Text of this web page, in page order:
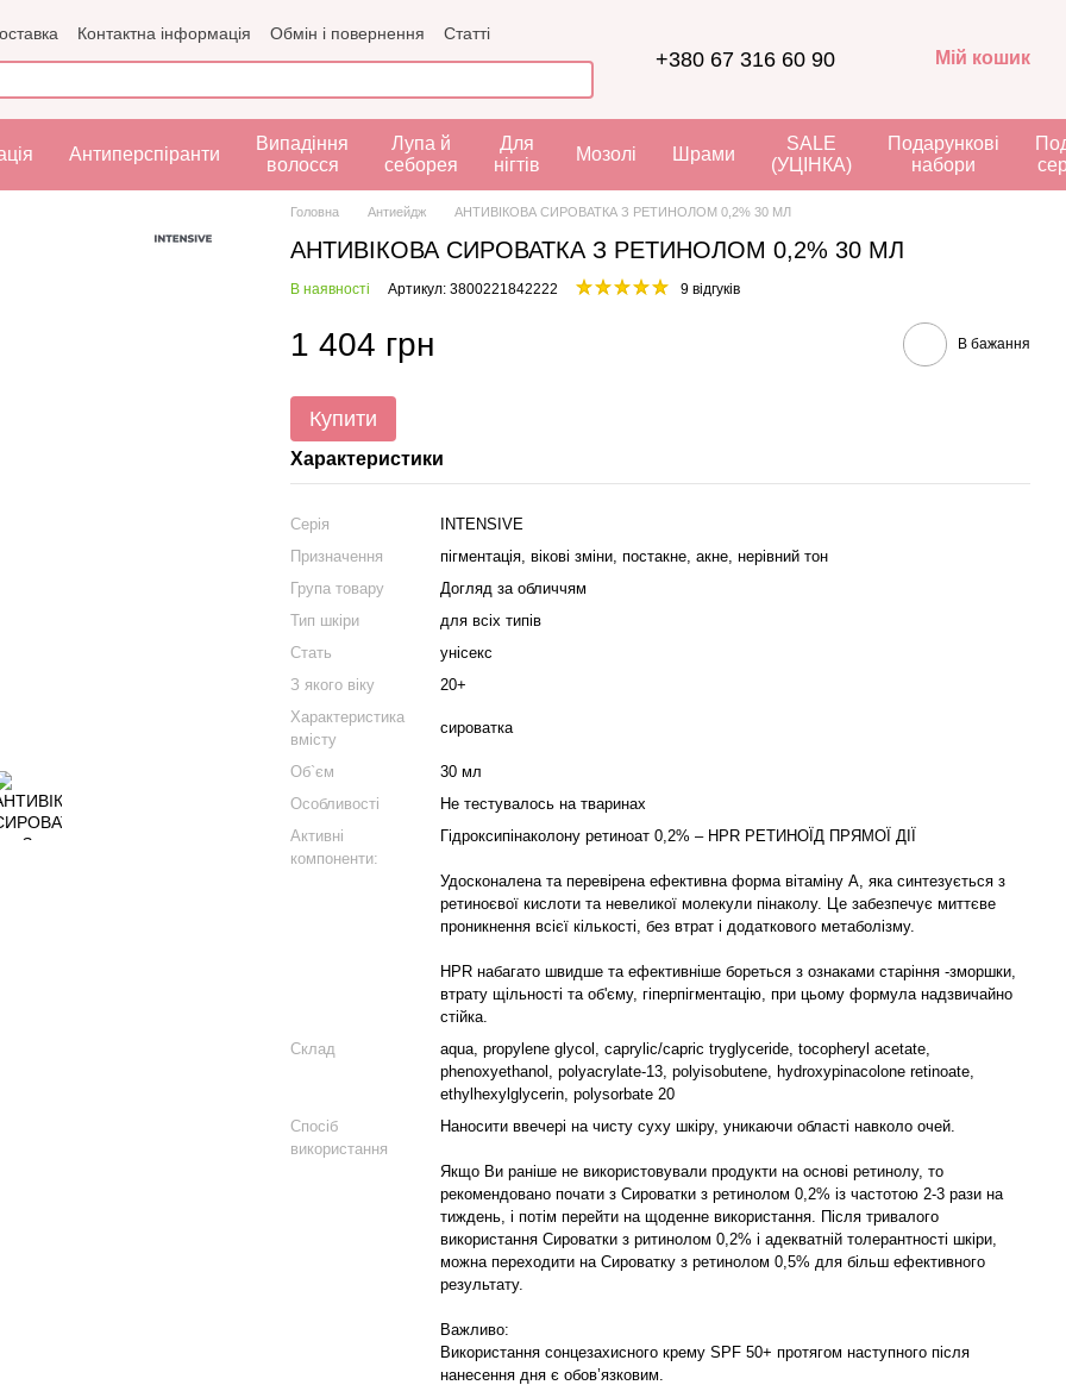
Контактна інформація Обмін і повернення
Статті
+380 67 316 60 90 Мій кошик
Антиперспіранти
Випадіння
волосся
Лупа й
себорея
Для
нігтів
Мозолі Шрами
SALE
(УЦІНКА)
Подарункові
набори
Головна Антиейдж АНТИВІКОВА СИРОВАТКА З РЕТИНОЛОМ 0,2% 30 МЛ
АНТИВІКОВА СИРОВАТКА З РЕТИНОЛОМ 0,2% 30 МЛ
В наявності Артикул: 3800221842222 9 відгуків
1 404 грн В бажання
Купити
Характеристики
Серія
INTENSIVE
Призначення
пігментація, вікові зміни, постакне, акне, нерівний тон
Група товару
Догляд за обличчям
Тип шкіри
для всіх типів
Стать
унісекс
З якого віку
20+
Характеристика
вмісту
сироватка
Об`єм
30 мл
Особливості
Не тестувалось на тваринах
Активні
компоненти:
Гідроксипінаколону ретиноат 0,2% – HPR РЕТИНОЇД ПРЯМОЇ ДІЇ
Удосконалена та перевірена ефективна форма вітаміну А, яка синтезується з
ретиноєвої кислоти та невеликої молекули пінаколу. Це забезпечує миттєве
проникнення всієї кількості, без втрат і додаткового метаболізму.
HPR набагато швидше та ефективніше бореться з ознаками старіння -зморшки,
втрату щільності та об'єму, гіперпігментацію, при цьому формула надзвичайно
стійка.
Склад
aqua, propylene glycol, caprylic/capric tryglyceride, tocopheryl acetate,
phenoxyethanol, polyacrylate-13, polyisobutene, hydroxypinacolone retinoate,
ethylhexylglycerin, polysorbate 20
Спосіб
використання
Наносити ввечері на чисту суху шкіру, уникаючи області навколо очей.
Якщо Ви раніше не використовували продукти на основі ретинолу, то
рекомендовано почати з Сироватки з ретинолом 0,2% із частотою 2-3 рази на
тиждень, і потім перейти на щоденне використання. Після тривалого
використання Сироватки з ритинолом 0,2% і адекватній толерантності шкіри,
можна переходити на Сироватку з ретинолом 0,5% для більш ефективного
результату.
Важливо:
Використання сонцезахисного крему SPF 50+ протягом наступного після
нанесення дня є обов’язковим.